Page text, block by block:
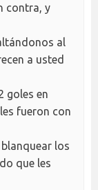
contra, y
al
a usted
goles en
fueron con
los
que les